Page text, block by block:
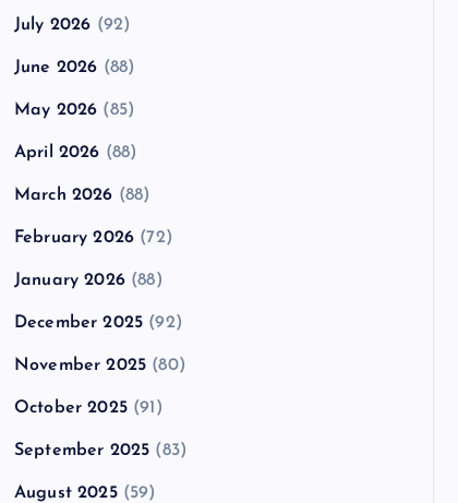
July 2026 (92)
June 2026 (88)
May 2026 (85)
April 2026 (88)
March 2026 (88)
February 2026 (72)
January 2026(88)
December 2025 (92)
November 2025 (80)
October 2025(91)
September 2025 (83)
August 2025(59)